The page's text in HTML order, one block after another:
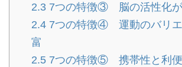
2.3 7つの特徴③ 脳の活性化が
2.4 7つの特徴④ 運動のバリエ
富
2.5 7つの特徴⑤ 携帯性と利